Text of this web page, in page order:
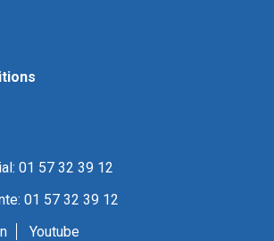
01 57 32 39 12
01 57 32 39 12
Youtube